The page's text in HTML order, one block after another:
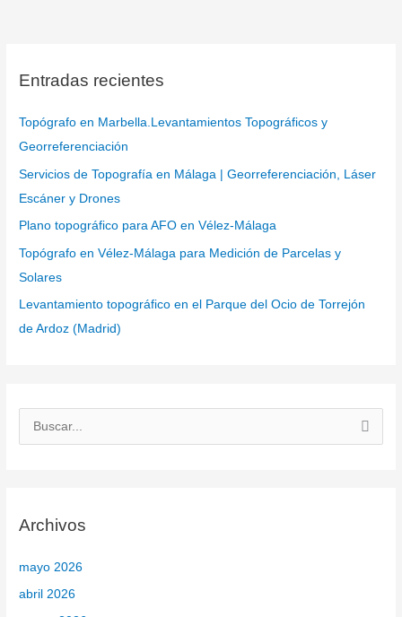
Entradas recientes
Topógrafo en Marbella.Levantamientos Topográficos y
Georreferenciación
Servicios de Topografía en Málaga | Georreferenciación, Láser
Escáner y Drones
Plano topográfico para AFO en Vélez-Málaga
Topógrafo en Vélez-Málaga para Medición de Parcelas y
Solares
Levantamiento topográfico en el Parque del Ocio de Torrejón
de Ardoz (Madrid)
a
o
Archivos
mayo 2026
abril 2026